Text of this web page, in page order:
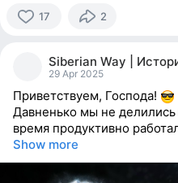
17 2
Siberian Way |
29 Apr 2025
Приветствуем, Господа!
Давненько мы не
время продуктивно
Show more